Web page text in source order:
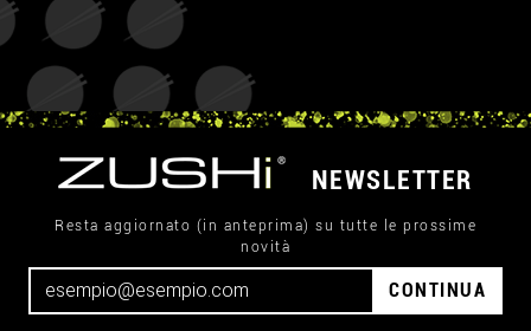
NEWSLETTER
Resta aggiornato (in anteprima) su tutte le prossime
novità
CONTINUA